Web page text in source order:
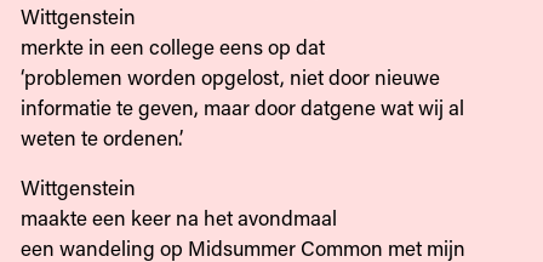
Wittgenstein
merkte in een college eens op dat
‘problemen worden opgelost, niet door nieuwe
informatie te geven, maar door datgene wat wij al
weten te ordenen’.
Wittgenstein
maakte een keer na het avondmaal
een wandeling op Midsummer Common met mijn